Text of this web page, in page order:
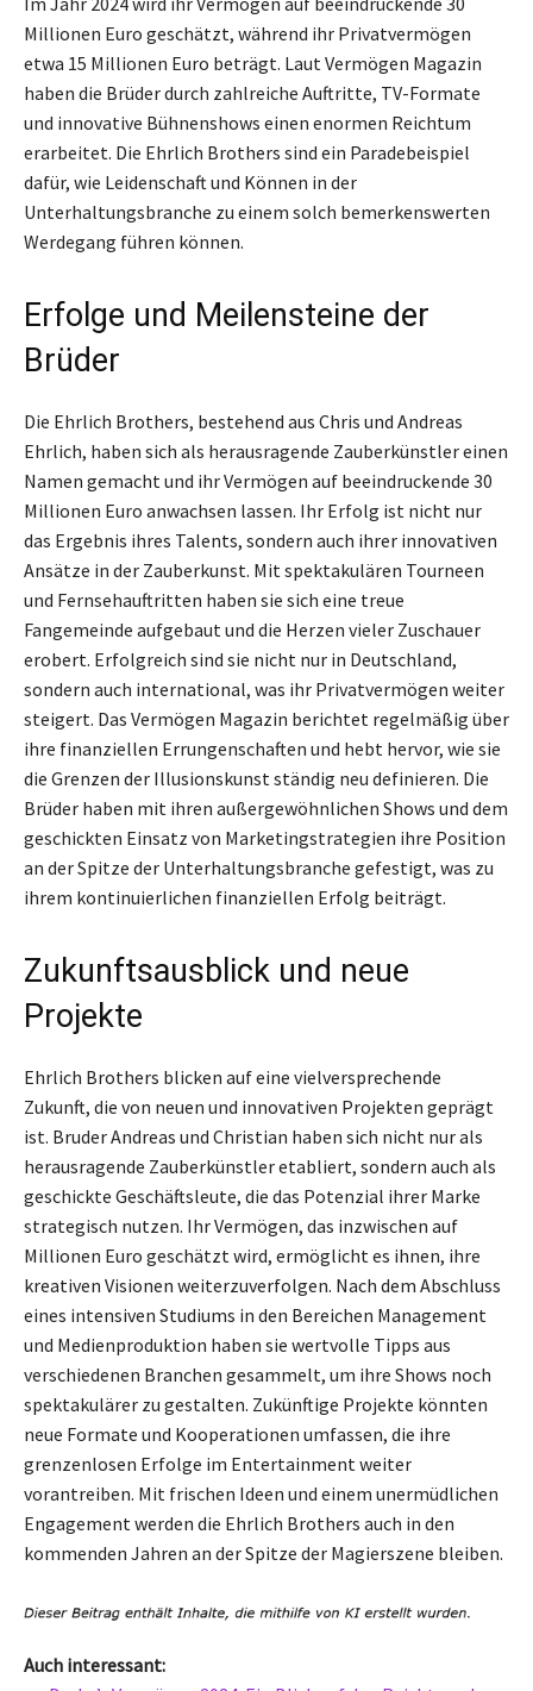
Millionen Euro geschätzt, während ihr Privatvermögen
etwa 15 Millionen Euro beträgt. Laut Vermögen Magazin
haben die Brüder durch zahlreiche Auftritte, TV-Formate
und innovative Bühnenshows einen enormen Reichtum
erarbeitet. Die Ehrlich Brothers sind ein Paradebeispiel
dafür, wie Leidenschaft und Können in der
Unterhaltungsbranche zu einem solch bemerkenswerten
Werdegang führen können.
Erfolge und Meilensteine der
Brüder
Die Ehrlich Brothers, bestehend aus Chris und Andreas
Ehrlich, haben sich als herausragende Zauberkünstler einen
Namen gemacht und ihr Vermögen auf beeindruckende 30
Millionen Euro anwachsen lassen. Ihr Erfolg ist nicht nur
das Ergebnis ihres Talents, sondern auch ihrer innovativen
Ansätze in der Zauberkunst. Mit spektakulären Tourneen
und Fernsehauftritten haben sie sich eine treue
Fangemeinde aufgebaut und die Herzen vieler Zuschauer
erobert. Erfolgreich sind sie nicht nur in Deutschland,
sondern auch international, was ihr Privatvermögen weiter
steigert. Das Vermögen Magazin berichtet regelmäßig über
ihre finanziellen Errungenschaften und hebt hervor, wie sie
die Grenzen der Illusionskunst ständig neu definieren. Die
Brüder haben mit ihren außergewöhnlichen Shows und dem
geschickten Einsatz von Marketingstrategien ihre Position
an der Spitze der Unterhaltungsbranche gefestigt, was zu
ihrem kontinuierlichen finanziellen Erfolg beiträgt.
Zukunftsausblick und neue
Projekte
Ehrlich Brothers blicken auf eine vielversprechende
Zukunft, die von neuen und innovativen Projekten geprägt
ist. Bruder Andreas und Christian haben sich nicht nur als
herausragende Zauberkünstler etabliert, sondern auch als
geschickte Geschäftsleute, die das Potenzial ihrer Marke
strategisch nutzen. Ihr Vermögen, das inzwischen auf
Millionen Euro geschätzt wird, ermöglicht es ihnen, ihre
kreativen Visionen weiterzuverfolgen. Nach dem Abschluss
eines intensiven Studiums in den Bereichen Management
und Medienproduktion haben sie wertvolle Tipps aus
verschiedenen Branchen gesammelt, um ihre Shows noch
spektakulärer zu gestalten. Zukünftige Projekte könnten
neue Formate und Kooperationen umfassen, die ihre
grenzenlosen Erfolge im Entertainment weiter
vorantreiben. Mit frischen Ideen und einem unermüdlichen
Engagement werden die Ehrlich Brothers auch in den
kommenden Jahren an der Spitze der Magierszene bleiben.
Auch interessant: